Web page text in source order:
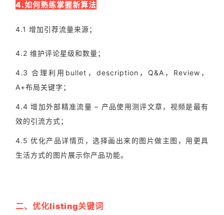
4.如何熟练掌握新算法
4.1 增加引荐流量来源；
4.2 维护评论星级和数量；
4.3 合理利用bullet，description，Q&A，Review，
A+布局关键字；
4.4 增加外部精准流量 – 产品使用测评文章，视频是最有
效的引流方式；
4.5 优化产品详情页，选择画出来的图片做主图，用更具
生活方式的图片展示你产品功能。
二、优化listing关键词